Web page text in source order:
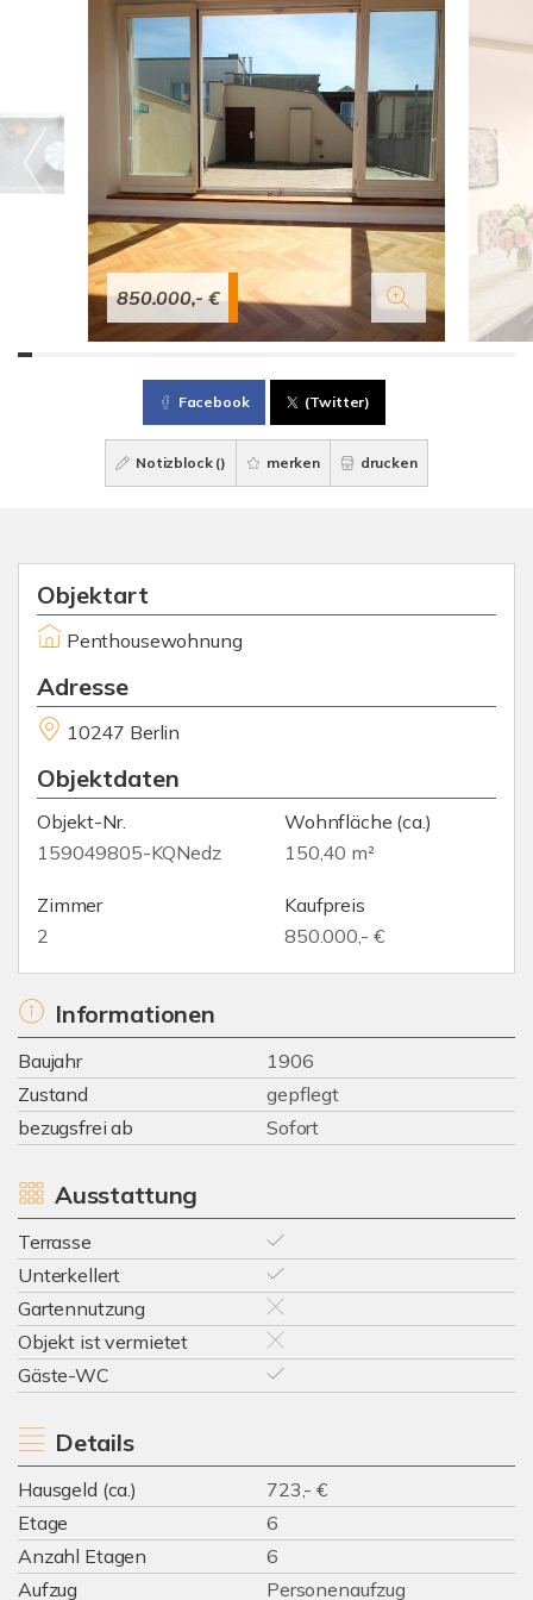
850.000,- €
Facebook (Twitter)
Notizblock () merken drucken
Objektart
Penthousewohnung
Adresse
10247 Berlin
Objektdaten
Objekt-Nr.
159049805-KQNedz
Wohnfläche (ca.)
150,40 m²
Zimmer
2
Kaufpreis
850.000,- €
Informationen
Baujahr
1906
Zustand
gepflegt
bezugsfrei ab
Sofort
Ausstattung
Terrasse
Unterkellert
Gartennutzung
Objekt ist vermietet
Gäste-WC
Details
Hausgeld (ca.)
723,- €
Etage
6
Anzahl Etagen
6
Aufzug
Personenaufzug